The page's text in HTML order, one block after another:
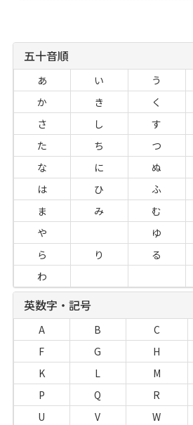
五十音順
あ い う
か
き く
さ
し す
た
ち つ
な
に ぬ
は
ひ ふ
ま
み む
や
ゆ
ら
り る
わ
英数字・記号
A B C
F
G H
K
L M
P
Q R
U
V W